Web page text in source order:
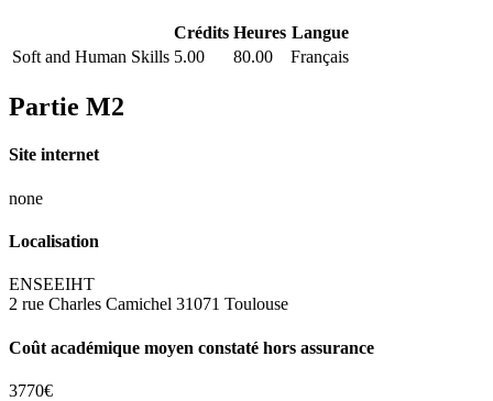
Crédits Heures Langue
Soft and Human Skills 5.00 80.00 Français
Partie M2
Site internet
none
Localisation
ENSEEIHT
2 rue Charles Camichel 31071 Toulouse
Coût académique moyen constaté hors assurance
3770€